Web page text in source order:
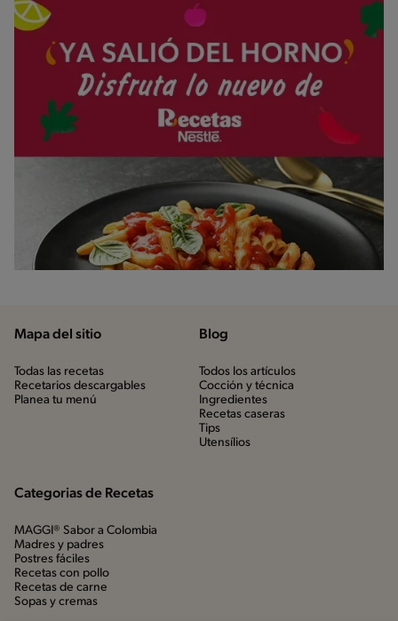
Mapa del sitio
Todas las recetas
Recetarios descargables
Planea tu menú
Blog
Todos los artículos
Cocción y técnica
Ingredientes
Recetas caseras
Tips
Utensílios
Categorias de Recetas
MAGGI® Sabor a Colombia
Madres y padres
Postres fáciles
Recetas con pollo
Recetas de carne
Sopas y cremas